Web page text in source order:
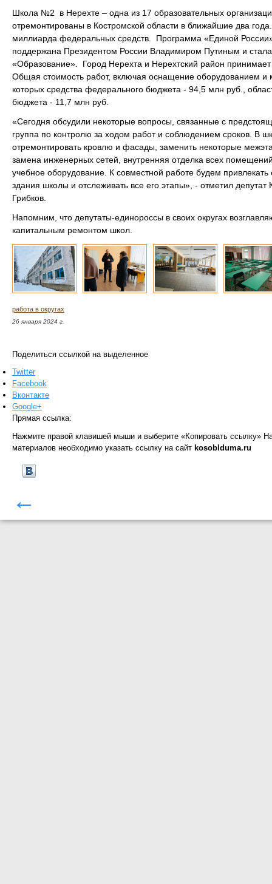
Школа №2 в Нерехте – одна из 17 образовательных
отремонтированы в Костромской области в ближайшие два
миллиарда федеральных средств. Программа «Единой
поддержана Президентом России Владимиром Путиным и
«Образование». Город Нерехта и Нерехтский район принимает
Общая стоимость работ, включая оснащение оборудованием и
которых средства федерального бюджета - 94,5 млн руб.,
бюджета - 11,7 млн руб.
«Сегодня обсудили некоторые вопросы, связанные с
группа по контролю за ходом работ и соблюдением сроков. В
отремонтировать кровлю и фасады, заменить некоторые
замена инженерных сетей, внутренняя отделка всех
учебное оборудование. К совместной работе будем
здания школы и отслеживать все его этапы», - отметил
Грибков.
Напомним, что депутаты-единороссы в своих округах
капитальным ремонтом школ.
работа в округах
26 января 2024 г.
Поделиться ссылкой на выделенное
Twitter
Facebook
Вконтакте
Google+
Прямая ссылка:
Нажмите правой клавишей мыши и выберите «Копировать ссылку»
материалов необходимо указать ссылку на сайт kosoblduma.ru
←